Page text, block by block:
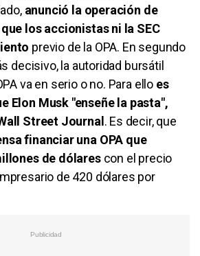
anunció la operación de
los accionistas ni la SEC
previo de la OPA. En segundo
decisivo, la autoridad bursátil
va en serio o no. Para ello es
Elon Musk "enseñe la pasta",
Street Journal. Es decir, que
financiar una OPA que
de dólarescon el precio
de 420 dólares por